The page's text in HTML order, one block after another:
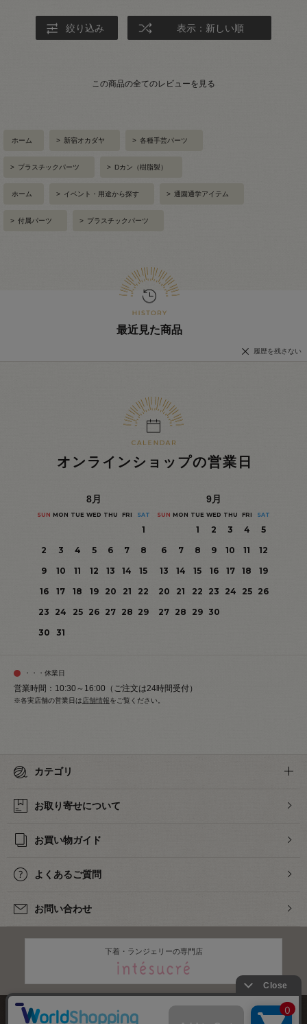
絞り込み 表示：新しい順
この商品の全てのレビューを見る
ホーム > 新宿オカダヤ > 各種手芸パーツ
> プラスチックパーツ > Dカン（樹脂製）
ホーム > イベント・用途から探す > 通園通学アイテム
> 付属パーツ > プラスチックパーツ
最近見た商品
履歴を残さない
オンラインショップの営業日
8月
SUN MON TUE WED THU FRI SAT
1
2
3 4 5 6 7
8
9
10 11 12 13 14
15
16
17 18 19 20 21
22
23
24 25 26 27 28 29
30
31
9月
SUN MON TUE WED THU FRI SAT
1 2 3 4
5
6
7 8 9 10 11
12
13
14 15 16 17 18
19
20
21 22 23 24 25
26
27 28 29 30
・・・休業日
営業時間：10:30～16:00（ご注文は24時間受付）
※各実店舗の営業日は 店舗情報をご覧ください。
カテゴリ
お取り寄せについて
お買い物ガイド
よくあるご質問
お問い合わせ
下着・ランジェリーの専門店
株式会社オカダヤ